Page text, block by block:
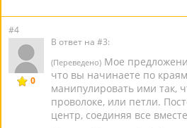
#4
0
В ответ на #3:
(Переведено) Мое
что вы начинаете по
манипулировать ими так,
проволоке, или петли.
центр, соединяя все